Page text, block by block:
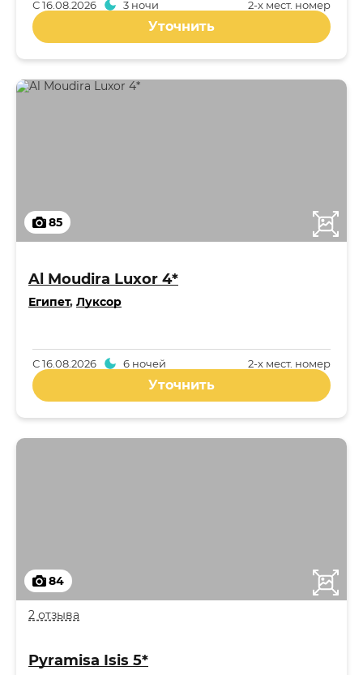
2-x мест. номер
С16.08.2026 3 ночи
Уточнить
85
Al Moudira Luxor 4*
Египет, Луксор
2-x мест. номер
С16.08.2026 6 ночей
Уточнить
84
2 отзыва
Pyramisa Isis 5*